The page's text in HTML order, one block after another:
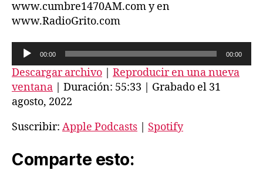
www.cumbre1470AM.com y en
www.RadioGrito.com
e
p
r
d
c
00:00 00:00
Descargar archivo | Reproducir en una nueva
ventana | Duración: 55:33 | Grabado el 31
agosto, 2022
Suscribir: Apple Podcasts | Spotify
Comparte esto: